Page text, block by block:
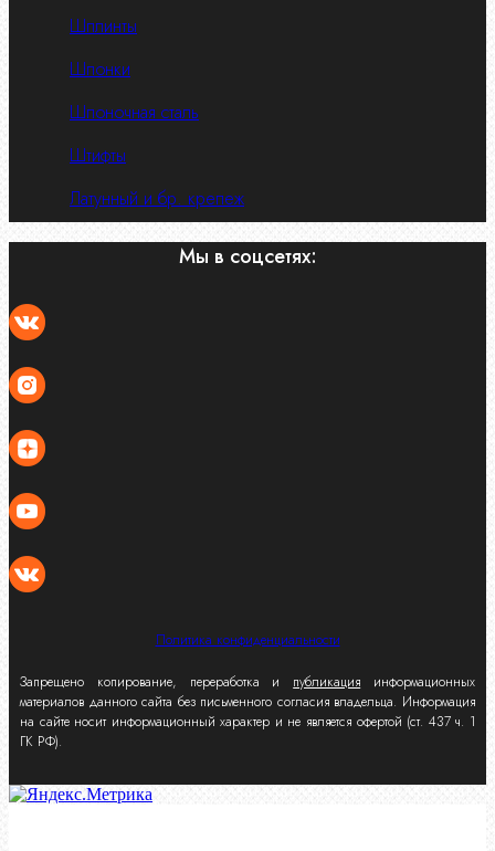
Шплинты
Шпонки
Шпоночная сталь
Штифты
Латунный и бр. крепеж
Мы в соцсетях:
Политика конфиденциальности
Запрещено копирование, переработка и публикация информационных
материалов данного сайта без письменного согласия владельца. Информация
на сайте носит информационный характер и не является офертой (ст. 437 ч. 1
ГК РФ).